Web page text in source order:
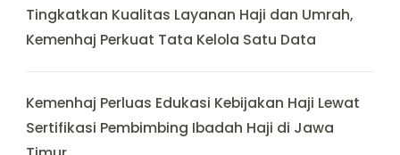
Tingkatkan Kualitas Layanan Haji dan Umrah,
Kemenhaj Perkuat Tata Kelola Satu Data
Kemenhaj Perluas Edukasi Kebijakan Haji Lewat
Sertifikasi Pembimbing Ibadah Haji di Jawa